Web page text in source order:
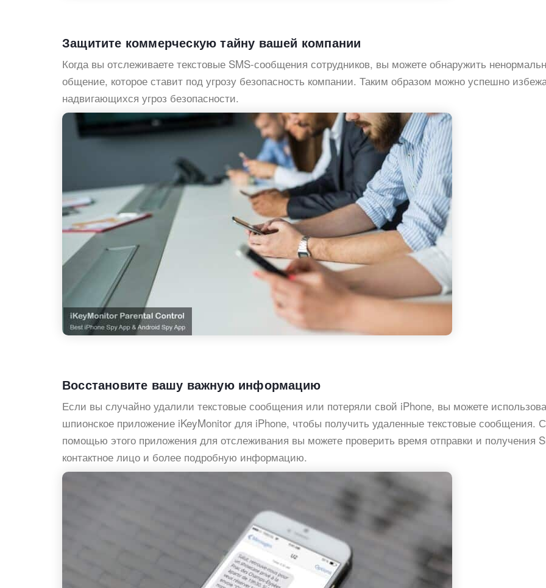
Защитите коммерческую тайну вашей компании
Когда вы отслеживаете текстовые SMS-сообщения сотрудников, вы можете обнаружить
общение, которое ставит под угрозу безопасность компании. Таким образом можно успешно
надвигающихся угроз безопасности.
Восстановите вашу важную информацию
Если вы случайно удалили текстовые сообщения или потеряли свой iPhone, вы можете
шпионское приложение iKeyMonitor для iPhone, чтобы получить удаленные текстовые сообщения. С
помощью этого приложения для отслеживания вы можете проверить время отправки и получения
контактное лицо и более подробную информацию.